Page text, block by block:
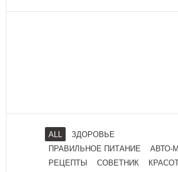
ALL
ЗДОРОВЬЕ
ПРАВИЛЬНОЕ ПИТАНИЕ
АВТО-
РЕЦЕПТЫ
СОВЕТНИК